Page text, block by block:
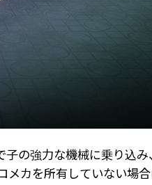
子の強力な機械に乗り込
カを所有していない場